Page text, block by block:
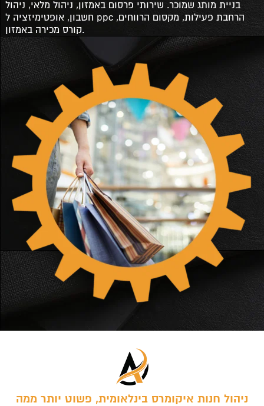
בניית מותג שמוכר. שירותי פרסום באמזון, ניהול מלאי, ניהול
חשבון, אופטימיזציה ל ppc הרחבת פעילות, מקסום הרווחים,
קורס מכירה באמזון.
ניהול חנות איקומרס בינלאומית, פשוט יותר ממה